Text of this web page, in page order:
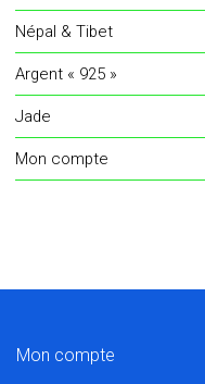
Népal & Tibet
Argent « 925 »
Jade
Mon compte
Mon compte